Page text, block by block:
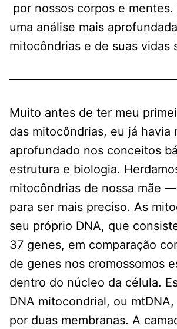
por nossos corpos e mentes.
uma análise mais
mitocôndrias e de suas vidas
Muito antes de ter meu
das mitocôndrias, eu já havia
aprofundado nos conceitos
estrutura e biologia.
mitocôndrias de nossa mãe
para ser mais preciso. As
seu próprio DNA, que
37 genes, em comparação
de genes nos cromossomos
dentro do núcleo da célula.
DNA mitocondrial, ou
por duas membranas. A